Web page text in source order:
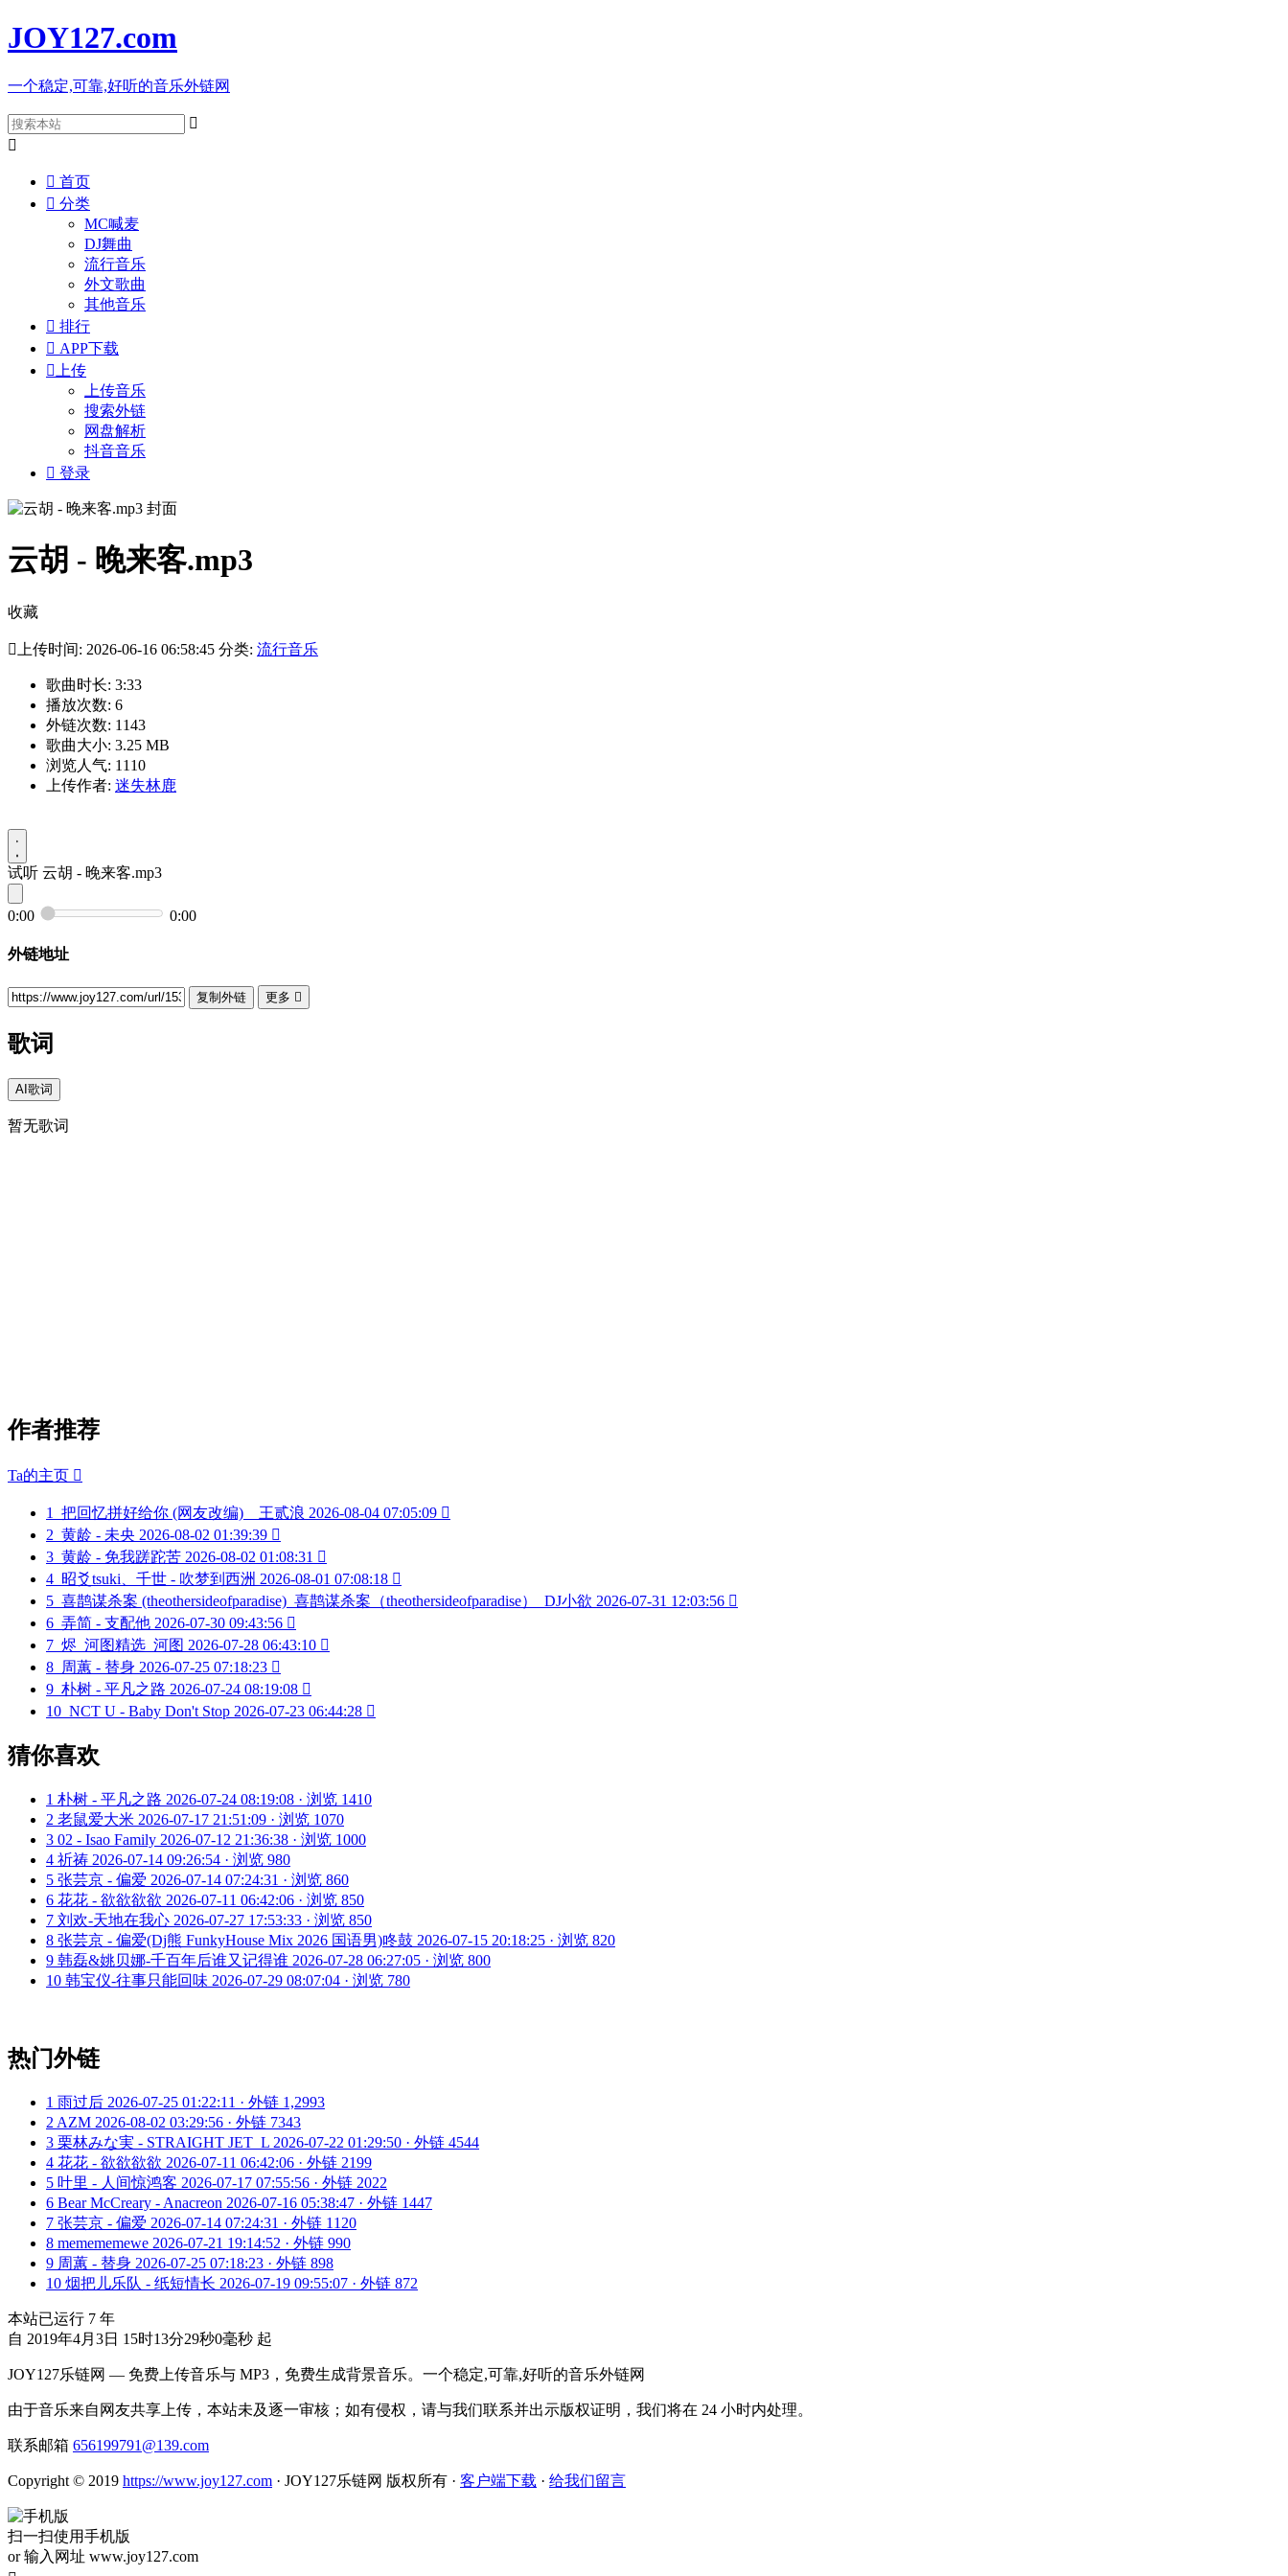
JOY127.com
一个稳定,可靠,好听的音乐外链网


 首页
 分类
MC喊麦
DJ舞曲
流行音乐
外文歌曲
其他音乐
 排行
 APP下载
 上传
上传音乐
搜索外链
网盘解析
抖音音乐
 登录
云胡 - 晚来客.mp3
收藏
 上传时间: 2026-06-16 06:58:45 分类: 流行音乐
歌曲时长: 3:33
播放次数: 6
外链次数: 1143
歌曲大小: 3.25 MB
浏览人气: 1110
上传作者: 迷失林鹿
试听 云胡 - 晚来客.mp3
0:00 0:00
外链地址
复制外链 更多 
歌词
AI歌词
暂无歌词
作者推荐
Ta的主页 
1 把回忆拼好给你 (网友改编)__王贰浪 2026-08-04 07:05:09 
2 黄龄 - 未央 2026-08-02 01:39:39 
3 黄龄 - 免我蹉跎苦 2026-08-02 01:08:31 
4 昭爻tsuki、千世 - 吹梦到西洲 2026-08-01 07:08:18 
5 喜鹊谋杀案 (theothersideofparadise)_喜鹊谋杀案（theothersideofparadise）_DJ小欲 2026-07-31 12:03:56 
6 弄简 - 支配他 2026-07-30 09:43:56 
7 烬_河图精选_河图 2026-07-28 06:43:10 
8 周蕙 - 替身 2026-07-25 07:18:23 
9 朴树 - 平凡之路 2026-07-24 08:19:08 
10 NCT U - Baby Don't Stop 2026-07-23 06:44:28 
猜你喜欢
1 朴树 - 平凡之路 2026-07-24 08:19:08 · 浏览 1410
2 老鼠爱大米 2026-07-17 21:51:09 · 浏览 1070
3 02 - Isao Family 2026-07-12 21:36:38 · 浏览 1000
4 祈祷 2026-07-14 09:26:54 · 浏览 980
5 张芸京 - 偏爱 2026-07-14 07:24:31 · 浏览 860
6 花花 - 欲欲欲欲 2026-07-11 06:42:06 · 浏览 850
7 刘欢-天地在我心 2026-07-27 17:53:33 · 浏览 850
8 张芸京 - 偏爱(Dj熊 FunkyHouse Mix 2026 国语男)咚鼓 2026-07-15 20:18:25 · 浏览 820
9 韩磊&姚贝娜-千百年后谁又记得谁 2026-07-28 06:27:05 · 浏览 800
10 韩宝仪-往事只能回味 2026-07-29 08:07:04 · 浏览 780
热门外链
1 雨过后 2026-07-25 01:22:11 · 外链 1,2993
2 AZM 2026-08-02 03:29:56 · 外链 7343
3 栗林みな実 - STRAIGHT JET_L 2026-07-22 01:29:50 · 外链 4544
4 花花 - 欲欲欲欲 2026-07-11 06:42:06 · 外链 2199
5 叶里 - 人间惊鸿客 2026-07-17 07:55:56 · 外链 2022
6 Bear McCreary - Anacreon 2026-07-16 05:38:47 · 外链 1447
7 张芸京 - 偏爱 2026-07-14 07:24:31 · 外链 1120
8 memememewe 2026-07-21 19:14:52 · 外链 990
9 周蕙 - 替身 2026-07-25 07:18:23 · 外链 898
10 烟把儿乐队 - 纸短情长 2026-07-19 09:55:07 · 外链 872
本站已运行 7 年
自 2019年4月3日 15时13分29秒0毫秒 起
JOY127乐链网 — 免费上传音乐与 MP3，免费生成背景音乐。一个稳定,可靠,好听的音乐外链网
由于音乐来自网友共享上传，本站未及逐一审核；如有侵权，请与我们联系并出示版权证明，我们将在 24 小时内处理。
联系邮箱 656199791@139.com
Copyright © 2019 https://www.joy127.com · JOY127乐链网 版权所有 · 客户端下载 · 给我们留言
扫一扫使用手机版
or 输入网址 www.joy127.com